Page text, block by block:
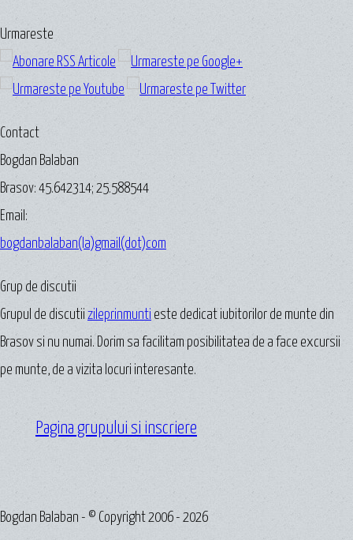
Urmareste
Contact
Bogdan Balaban
Brasov: 45.642314; 25.588544
Email:
bogdanbalaban(la)gmail(dot)com
Grup de discutii
Grupul de discutii zileprinmunti este dedicat iubitorilor de munte din
Brasov si nu numai. Dorim sa facilitam posibilitatea de a face excursii
pe munte, de a vizita locuri interesante.
Pagina grupului si inscriere
Bogdan Balaban - © Copyright 2006 - 2026